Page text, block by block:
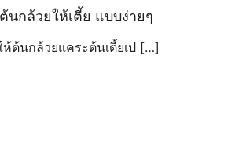
นกล้วยให้เตี้ย แบบง่ายๆ
ห้ต้นกล้วยแคระต้นเตี้ยเป […]